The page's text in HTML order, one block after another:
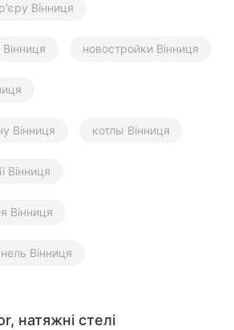
Вінниця
новостройки Вінниця
Вінниця котлы Вінниця
Вінниця
Вінниця
Вінниця
натяжні стелі